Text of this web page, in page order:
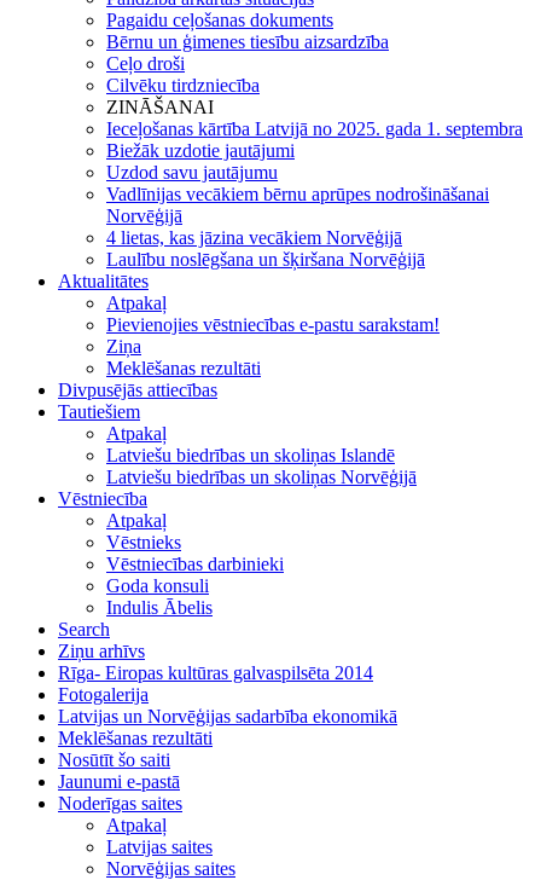
Pagaidu ceļošanas dokuments
Bērnu un ģimenes tiesību aizsardzība
Ceļo droši
Cilvēku tirdzniecība
ZINĀŠANAI
Ieceļošanas kārtība Latvijā no 2025. gada 1. septembra
Biežāk uzdotie jautājumi
Uzdod savu jautājumu
Vadlīnijas vecākiem bērnu aprūpes nodrošināšanai
Norvēģijā
4 lietas, kas jāzina vecākiem Norvēģijā
Laulību noslēgšana un šķiršana Norvēģijā
Aktualitātes
Atpakaļ
Pievienojies vēstniecības e-pastu sarakstam!
Ziņa
Meklēšanas rezultāti
Divpusējās attiecības
Tautiešiem
Atpakaļ
Latviešu biedrības un skoliņas Islandē
Latviešu biedrības un skoliņas Norvēģijā
Vēstniecība
Atpakaļ
Vēstnieks
Vēstniecības darbinieki
Goda konsuli
Indulis Ābelis
Search
Ziņu arhīvs
Rīga- Eiropas kultūras galvaspilsēta 2014
Fotogalerija
Latvijas un Norvēģijas sadarbība ekonomikā
Meklēšanas rezultāti
Nosūtīt šo saiti
Jaunumi e-pastā
Noderīgas saites
Atpakaļ
Latvijas saites
Norvēģijas saites